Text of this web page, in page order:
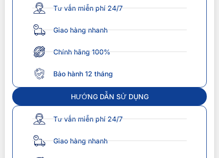
Tư vấn miễn phí 24/7
Giao hàng nhanh
Chính hãng 100%
Bảo hành 12 tháng
HƯỚNG DẪN SỬ DỤNG
Tư vấn miễn phí 24/7
Giao hàng nhanh